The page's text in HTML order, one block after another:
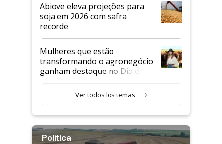
Abiove eleva projeções para
soja em 2026 com safra
recorde
Mulheres que estão
transformando o agronegócio
ganham destaque no Dia do
Ver todos los temas
Política